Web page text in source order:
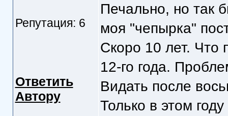
Репутация: 6
Ответить
Автору
Печально, но так
моя "чепырка"
Скоро 10 лет. Что
12-го года.
Видать после
Только в этом